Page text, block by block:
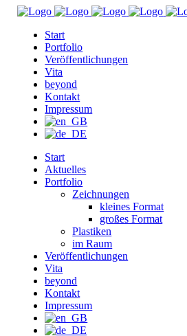
Start
Portfolio
Veröffentlichungen
Vita
beyond
Kontakt
Impressum
Start
Aktuelles
Portfolio
Zeichnungen
kleines Format
großes Format
Plastiken
im Raum
Veröffentlichungen
Vita
beyond
Kontakt
Impressum